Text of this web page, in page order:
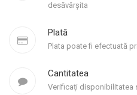
desăvârșita
Plată
Plata poate fi efectuată
Cantitatea
Verificați disponibilitatea